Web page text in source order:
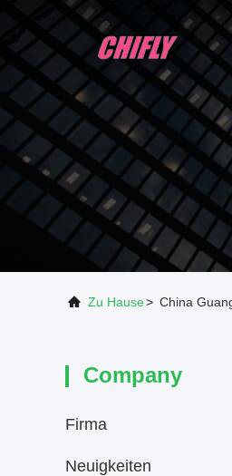
Zu Hause> China
Company
Firma
Neuigkeiten